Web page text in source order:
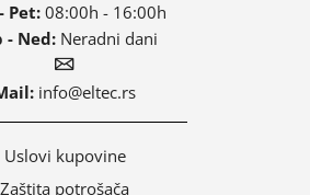
Pet:08:00h - 16:00h
- Ned:Neradni dani
info@eltec.rs
Uslovi kupovine
Zaštita potrošača